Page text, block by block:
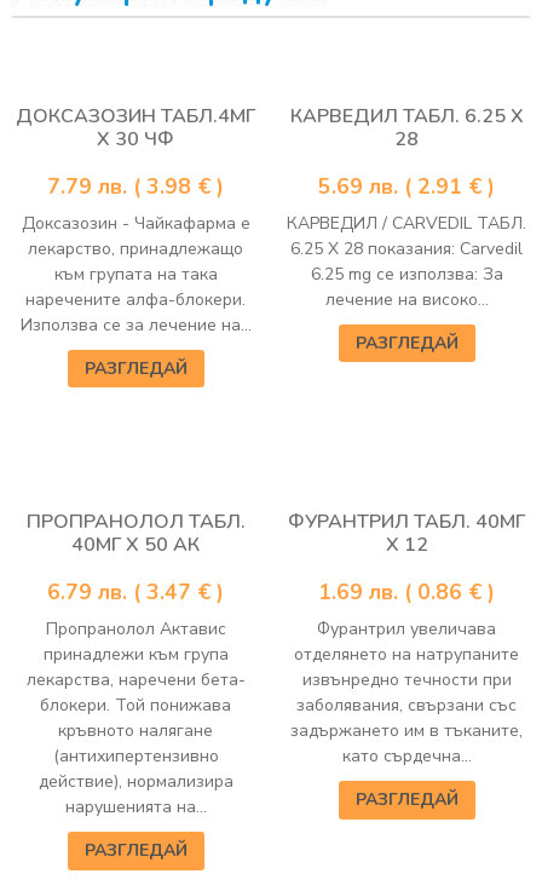
ДОКСАЗОЗИН ТАБЛ.4МГ
Х 30 ЧФ
7.79 лв. ( 3.98 € )
Доксазозин - Чайкафарма е
лекарство, принадлежащо
към групата на така
наречените алфа-блокери.
Използва се за лечение на...
РАЗГЛЕДАЙ
КАРВЕДИЛ ТАБЛ. 6.25 Х
28
5.69 лв. ( 2.91 € )
КАРВЕДИЛ / CARVEDIL ТАБЛ.
6.25 Х 28 показания: Carvedil
6.25 mg се използва: За
лечение на високо...
РАЗГЛЕДАЙ
ПРОПРАНОЛОЛ ТАБЛ.
40МГ Х 50 АК
6.79 лв. ( 3.47 € )
Пропранолол Актавис
принадлежи към група
лекарства, наречени бета-
блокери. Той понижава
кръвното налягане
(антихипертензивно
действие), нормализира
нарушенията на...
РАЗГЛЕДАЙ
ФУРАНТРИЛ ТАБЛ. 40МГ
Х 12
1.69 лв. ( 0.86 € )
Фурантрил увеличава
отделянето на натрупаните
извънредно течности при
заболявания, свързани със
задържането им в тъканите,
като сърдечна...
РАЗГЛЕДАЙ